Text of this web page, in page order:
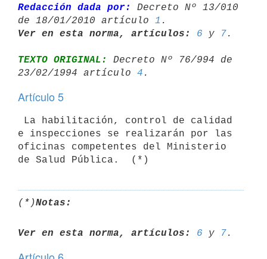
Redacción dada por:
Decreto Nº 13/010
de 18/01/2010 artículo 1
Ver en esta norma, artículos:
6 y 7
TEXTO ORIGINAL:
Decreto Nº 76/994 de
23/02/1994 artículo 4
Artículo 5
e inspecciones se realizarán por las
oficinas competentes del Ministerio
(*)Notas:
Ver en esta norma, artículos: 6 y 7